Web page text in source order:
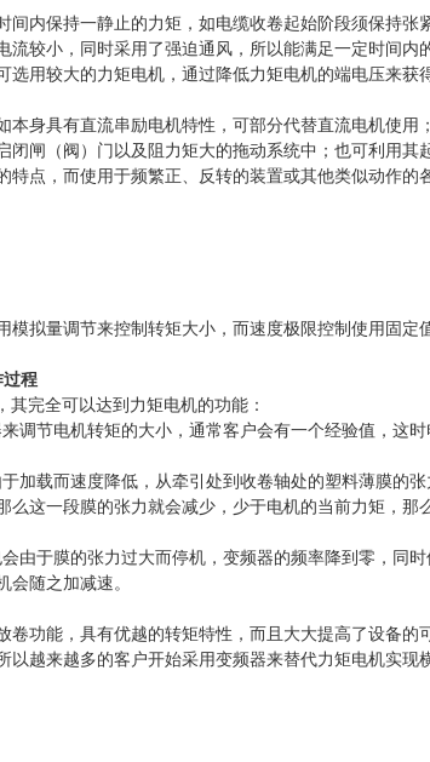
间内保持一静止的力矩，如电缆收卷起始阶段须保持张
流较小，同时采用了强迫通风，所以能满足一定时间内
用较大的力矩电机，通过降低力矩电机的端电压来获得
本身具有直流串励电机特性，可部分代替直流电机使用
闭闸（阀）门以及阻力矩大的拖动系统中；也可利用其
特点，而使用于频繁正、反转的装置或其他类似动作的
模拟量调节来控制转矩大小，而速度极限控制使用固定
程
完全可以达到力矩电机的功能：
调节电机转矩的大小，通常客户会有一个经验值，这
加载而速度降低，从牵引处到收卷轴处的塑料薄膜的
么这一段膜的张力就会减少，少于电机的当前力矩，那
由于膜的张力过大而停机，变频器的频率降到零，同
随之加减速。
卷功能，具有优越的转矩特性，而且大大提高了设备的
越来越多的客户开始采用变频器来替代力矩电机实现